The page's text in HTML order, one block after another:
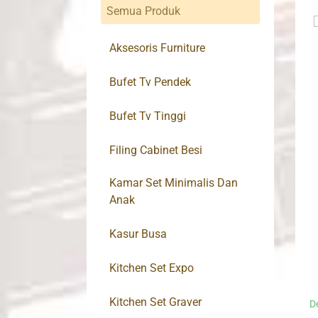
Semua Produk
Aksesoris Furniture
Bufet Tv Pendek
Bufet Tv Tinggi
Filing Cabinet Besi
Kamar Set Minimalis Dan
Anak
Kasur Busa
Kitchen Set Expo
Kitchen Set Graver